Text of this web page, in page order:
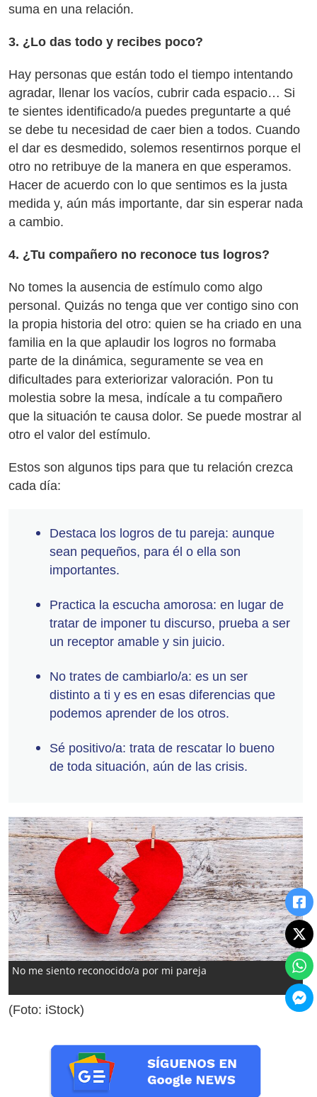
suma en una relación.
3. ¿Lo das todo y recibes poco?
Hay personas que están todo el tiempo intentando
agradar, llenar los vacíos, cubrir cada espacio… Si
te sientes identificado/a puedes preguntarte a qué
se debe tu necesidad de caer bien a todos. Cuando
el dar es desmedido, solemos resentirnos porque el
otro no retribuye de la manera en que esperamos.
Hacer de acuerdo con lo que sentimos es la justa
medida y, aún más importante, dar sin esperar nada
a cambio.
4. ¿Tu compañero no reconoce tus logros?
No tomes la ausencia de estímulo como algo
personal. Quizás no tenga que ver contigo sino con
la propia historia del otro: quien se ha criado en una
familia en la que aplaudir los logros no formaba
parte de la dinámica, seguramente se vea en
dificultades para exteriorizar valoración. Pon tu
molestia sobre la mesa, indícale a tu compañero
que la situación te causa dolor. Se puede mostrar al
otro el valor del estímulo.
Estos son algunos tips para que tu relación crezca
cada día:
Destaca los logros de tu pareja: aunque
sean pequeños, para él o ella son
importantes.
Practica la escucha amorosa: en lugar de
tratar de imponer tu discurso, prueba a ser
un receptor amable y sin juicio.
No trates de cambiarlo/a: es un ser
distinto a ti y es en esas diferencias que
podemos aprender de los otros.
Sé positivo/a: trata de rescatar lo bueno
de toda situación, aún de las crisis.
No me siento reconocido/a por mi pareja
(Foto: iStock)